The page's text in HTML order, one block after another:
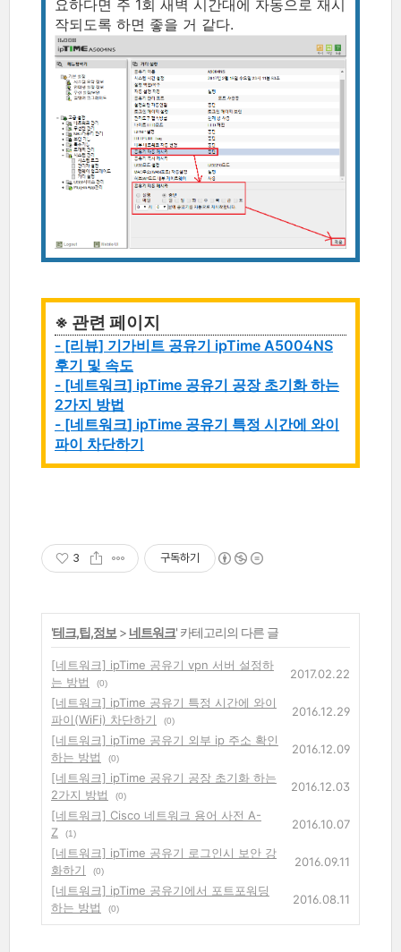
요하다면 주 1회 새벽 시간대에 자동으로 재시
작되도록 하면 좋을 거 같다.
※ 관련 페이지
- [리뷰] 기가비트 공유기 ipTime A5004NS
후기 및 속도
- [네트워크] ipTime 공유기 공장 초기화 하는
2가지 방법
- [네트워크] ipTime 공유기 특정 시간에 와이
파이 차단하기
3 구독하기
'테크,팁,정보 > 네트워크' 카테고리의 다른 글
[네트워크] ipTime 공유기 vpn 서버 설정하
는 방법
(0)
2017.02.22
[네트워크] ipTime 공유기 특정 시간에 와이
파이(WiFi) 차단하기
(0)
2016.12.29
[네트워크] ipTime 공유기 외부 ip 주소 확인
하는 방법
(0)
2016.12.09
[네트워크] ipTime 공유기 공장 초기화 하는
2가지 방법
(0)
2016.12.03
[네트워크] Cisco 네트워크 용어 사전 A-
Z
(1)
2016.10.07
[네트워크] ipTime 공유기 로그인시 보안 강
화하기
(0)
2016.09.11
[네트워크] ipTime 공유기에서 포트포워딩
하는 방법
(0)
2016.08.11